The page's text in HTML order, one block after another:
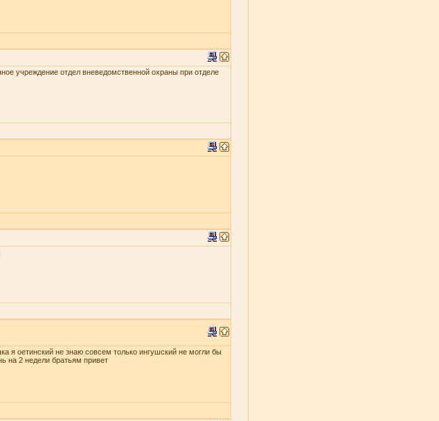
учреждение отдел вневедомственной охраны при отделе
я оетинский не знаю совсем только ингушский не могли бы
на 2 недели братьям привет